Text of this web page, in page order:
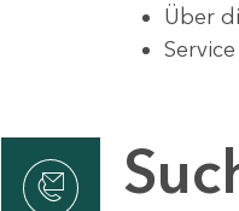
Über
Service